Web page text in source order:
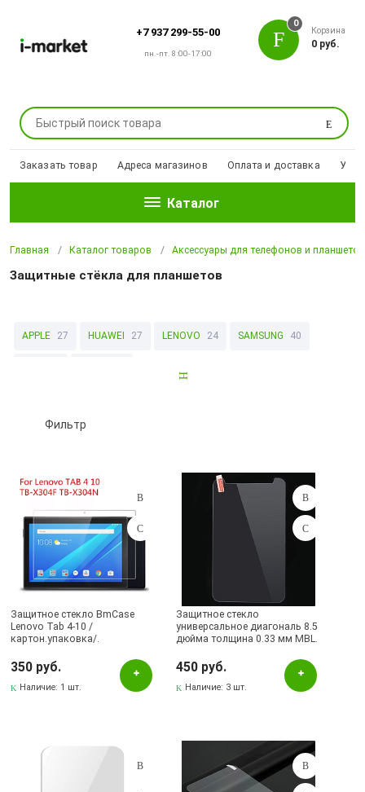
+7 937 299-55-00
пн.-пт. 8:00-17:00
Поиск
0
Корзина
0 руб.
Заказать товар Адреса магазинов Оплата и доставка
Каталог
Главная Каталог товаров Аксессуары для телефонов и планшетов
Защитные стёкла для планшетов
APPLE 27 HUAWEI 27 LENOVO 24 SAMSUNG 40
Фильтр
Подбор параметров
Розничная цена
Цвет
Защитное стекло BmCase
Lenovo Tab 4-10 /
картон.упаковка/.
350 руб.
Наличие: 1 шт.
Защитное стекло
универсальное диагональ 8.5
дюйма толщина 0.33 мм MBL.
450 руб.
Наличие: 3 шт.